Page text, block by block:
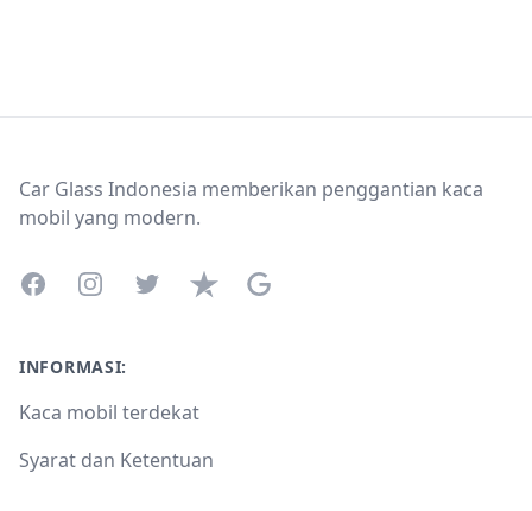
Car Glass Indonesia memberikan penggantian kaca
mobil yang modern.
FacebookInstagramTwitterTrustpilotGoogle Business Profile
INFORMASI:
Kaca mobil terdekat
Syarat dan Ketentuan